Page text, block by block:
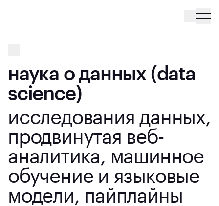
наука о данных (data
science)
исследования данных,
продвинутая веб-
аналитика, машинное
обучение и языковые
модели, пайплайны